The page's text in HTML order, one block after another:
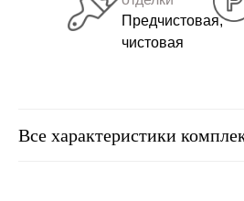
Предчистовая,
чистовая
Все характеристики